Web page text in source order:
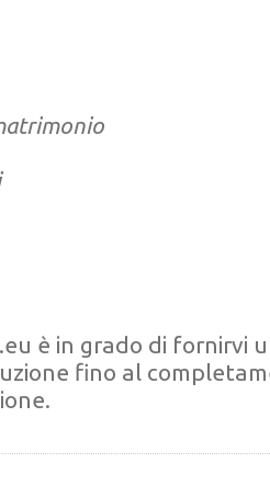
è in grado di fornirvi
fino al